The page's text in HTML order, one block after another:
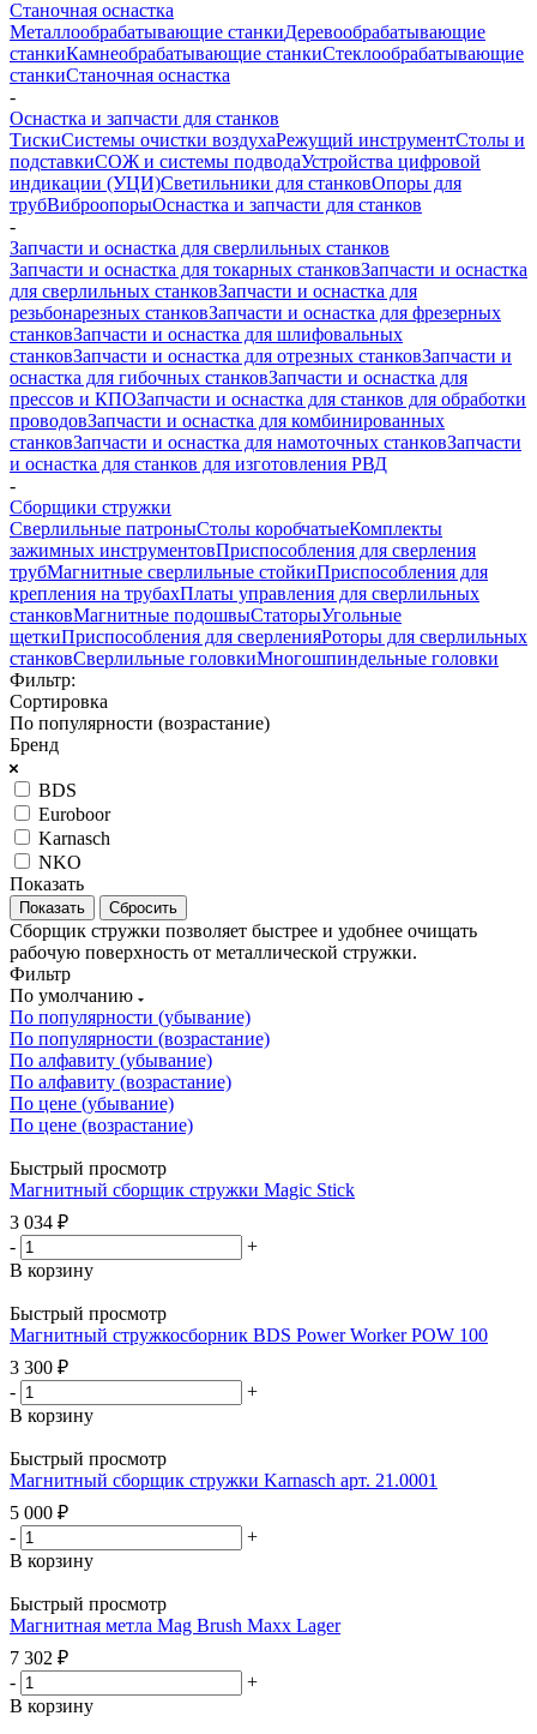
Станочная оснастка
Металлообрабатывающие станкиДеревообрабатывающие
станкиКамнеобрабатывающие станкиСтеклообрабатывающие
станкиСтаночная оснастка
-
Оснастка и запчасти для станков
ТискиСистемы очистки воздухаРежущий инструментСтолы и
подставкиСОЖ и системы подводаУстройства цифровой
индикации (УЦИ)Светильники для станковОпоры для
трубВиброопорыОснастка и запчасти для станков
-
Запчасти и оснастка для сверлильных станков
Запчасти и оснастка для токарных станковЗапчасти и оснастка
для сверлильных станковЗапчасти и оснастка для
резьбонарезных станковЗапчасти и оснастка для фрезерных
станковЗапчасти и оснастка для шлифовальных
станковЗапчасти и оснастка для отрезных станковЗапчасти и
оснастка для гибочных станковЗапчасти и оснастка для
прессов и КПОЗапчасти и оснастка для станков для обработки
проводовЗапчасти и оснастка для комбинированных
станковЗапчасти и оснастка для намоточных станковЗапчасти
и оснастка для станков для изготовления РВД
-
Сборщики стружки
Сверлильные патроныСтолы коробчатыеКомплекты
зажимных инструментовПриспособления для сверления
трубМагнитные сверлильные стойкиПриспособления для
крепления на трубахПлаты управления для сверлильных
станковМагнитные подошвыСтаторыУгольные
щеткиПриспособления для сверленияРоторы для сверлильных
станковСверлильные головкиМногошпиндельные головки
Фильтр:
Сортировка
По популярности (возрастание)
Бренд
BDS
Euroboor
Karnasch
NKO
Показать
Сбросить
Сборщик стружки позволяет быстрее и удобнее очищать
рабочую поверхность от металлической стружки.
Фильтр
По умолчанию
По популярности (убывание)
По популярности (возрастание)
По алфавиту (убывание)
По алфавиту (возрастание)
По цене (убывание)
По цене (возрастание)
Быстрый просмотр
Магнитный сборщик стружки Magic Stick
3 034 ₽
-
+
В корзину
Быстрый просмотр
Магнитный стружкосборник BDS Power Worker POW 100
3 300 ₽
-
+
В корзину
Быстрый просмотр
Магнитный сборщик стружки Karnasch арт. 21.0001
5 000 ₽
-
+
В корзину
Быстрый просмотр
Магнитная метла Mag Brush Maxx Lager
7 302 ₽
-
+
В корзину